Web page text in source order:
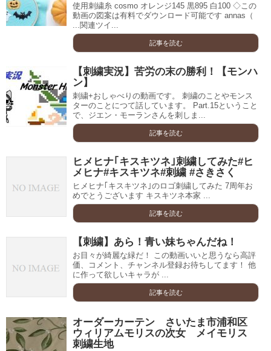
使用刺繍糸 cosmo オレンジ145 黒895 白100 ◇この
動画の図案は有料でダウンロード可能です annas（
...関連ツイ...
記事を読む
【刺繍実況】苦労の末の勝利！【モンハ
ン】
刺繍+おしゃべりの動画です。 刺繍のことやモンス
ターのことにつて話しています。 Part.15ということ
で、ジエン・モーランさんを刺しま...
記事を読む
ヒメヒナ｢キスキツネ｣刺繍してみた#ヒ
メヒナ#キスキツネ#刺繍 #さきさく
ヒメヒナ｢キスキツネ｣のロゴ刺繍してみた 7周年お
めでとうございます キスキツネ本家 ...
記事を読む
【刺繍】あら！青い妹ちゃんだね！
お目々が綺麗な緑だ！ この動画いいと思うなら高評
価、コメント、チャンネル登録お待ちしてます！ 他
に作って欲しいキャラが ...
記事を読む
オーダーカーテン さいたま市浦和区
ウィリアムモリスの次女 メイモリス
刺繍生地